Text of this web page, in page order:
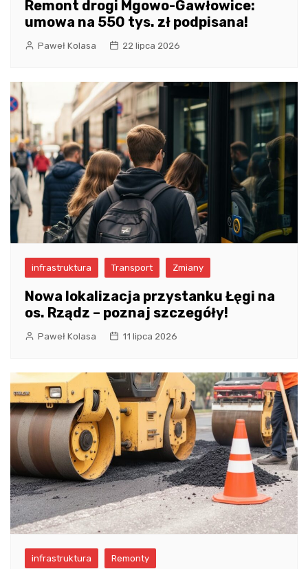
Remont drogi Mgowo-Gawłowice:
umowa na 550 tys. zł podpisana!
Paweł Kolasa 22 lipca 2026
infrastruktura Transport Zmiany
Nowa lokalizacja przystanku Łęgi na
os. Rządz – poznaj szczegóły!
Paweł Kolasa 11 lipca 2026
infrastruktura Remonty